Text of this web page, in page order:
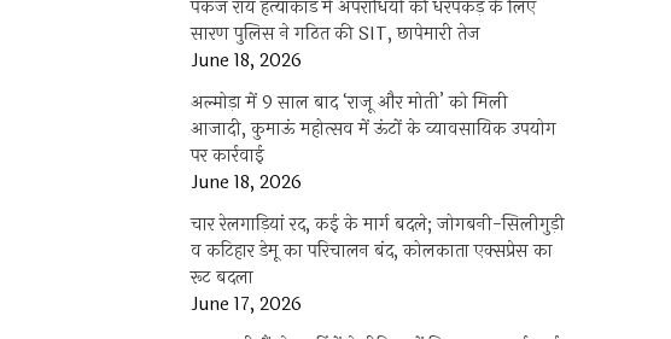
पंकज राय हत्याकांड में अपराधियों की धरपकड़ के लिए
सारण पुलिस ने गठित की SIT, छापेमारी तेज
June 18, 2026
अल्मोड़ा में 9 साल बाद ‘राजू और मोती’ को मिली
आजादी, कुमाऊं महोत्सव में ऊंटों के व्यावसायिक उपयोग
पर कार्रवाई
June 18, 2026
चार रेलगाड़ियां रद, कई के मार्ग बदले; जोगबनी-सिलीगुड़ी
व कटिहार डेमू का परिचालन बंद, कोलकाता एक्सप्रेस का
रूट बदला
June 17, 2026